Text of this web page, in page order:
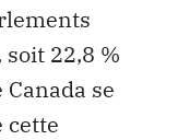
22,8 %
Canada se
cette